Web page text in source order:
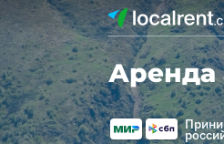
Аренда